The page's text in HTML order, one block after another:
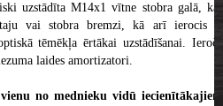
uzstādīta M14x1 vītne stobra galā, kas
vai stobra bremzi, kā arī ierocis ir
tēmēkļa ērtākai uzstādīšanai. Ieroča
laides amortizatori.
no mednieku vidū iecienītākajiem